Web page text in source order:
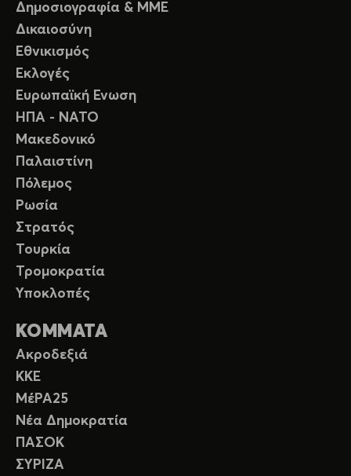
Δημοσιογραφία & ΜΜΕ
Δικαιοσύνη
Εθνικισμός
Εκλογές
Ευρωπαϊκή Ενωση
ΗΠΑ - ΝΑΤΟ
Μακεδονικό
Παλαιστίνη
Πόλεμος
Ρωσία
Στρατός
Τουρκία
Τρομοκρατία
Υποκλοπές
ΚΟΜΜΑΤΑ
Ακροδεξιά
ΚΚΕ
ΜέΡΑ25
Νέα Δημοκρατία
ΠΑΣΟΚ
ΣΥΡΙΖΑ